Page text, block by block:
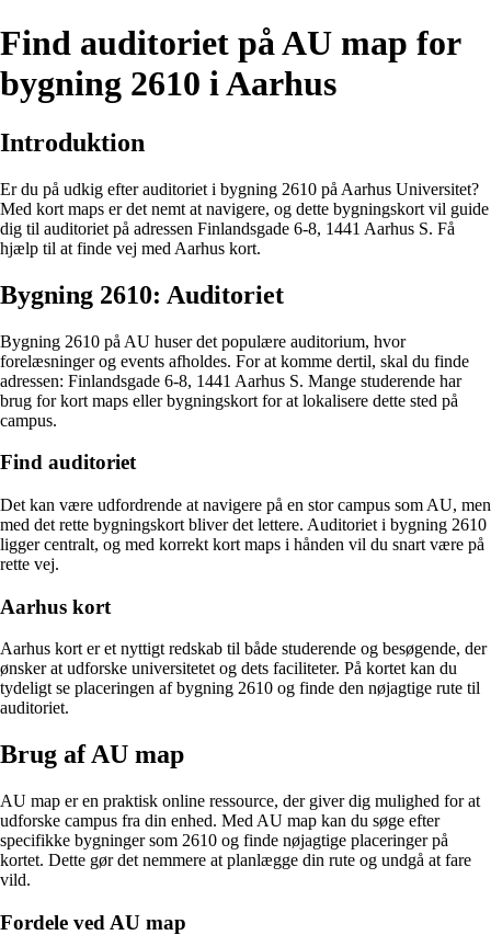
Find auditoriet på AU map for
bygning 2610 i Aarhus
Introduktion
Er du på udkig efter auditoriet i bygning 2610 på Aarhus Universitet?
Med kort maps er det nemt at navigere, og dette bygningskort vil guide
dig til auditoriet på adressen Finlandsgade 6-8, 1441 Aarhus S. Få
hjælp til at finde vej med Aarhus kort.
Bygning 2610: Auditoriet
Bygning 2610 på AU huser det populære auditorium, hvor
forelæsninger og events afholdes. For at komme dertil, skal du finde
adressen: Finlandsgade 6-8, 1441 Aarhus S. Mange studerende har
brug for kort maps eller bygningskort for at lokalisere dette sted på
campus.
Find auditoriet
Det kan være udfordrende at navigere på en stor campus som AU, men
med det rette bygningskort bliver det lettere. Auditoriet i bygning 2610
ligger centralt, og med korrekt kort maps i hånden vil du snart være på
rette vej.
Aarhus kort
Aarhus kort er et nyttigt redskab til både studerende og besøgende, der
ønsker at udforske universitetet og dets faciliteter. På kortet kan du
tydeligt se placeringen af bygning 2610 og finde den nøjagtige rute til
auditoriet.
Brug af AU map
AU map er en praktisk online ressource, der giver dig mulighed for at
udforske campus fra din enhed. Med AU map kan du søge efter
specifikke bygninger som 2610 og finde nøjagtige placeringer på
kortet. Dette gør det nemmere at planlægge din rute og undgå at fare
vild.
Fordele ved AU map